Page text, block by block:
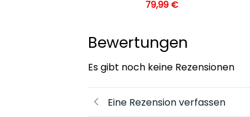
79,99 €
Bewertungen
Es gibt noch keine Rezensionen
Eine Rezension verfassen